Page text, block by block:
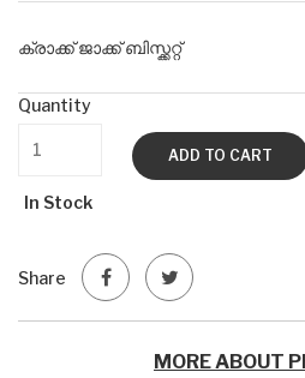
ക്രാക്ക് ജാക്ക് ബിസ്ക്കറ്റ്
Quantity
ADD TO CART
In Stock
Share
MORE ABOUT